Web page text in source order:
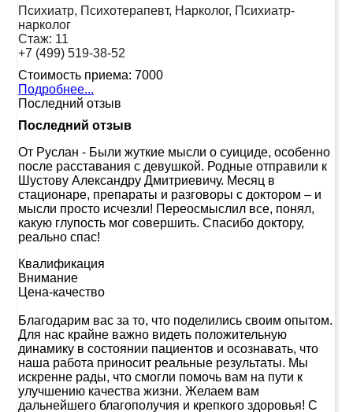
Психиатр, Психотерапевт, Нарколог, Психиатр-
нарколог
Стаж: 11
+7 (499) 519-38-52
Стоимость приема: 7000
Подробнее...
Последний отзыв
Последний отзыв
От Руслан - Были жуткие мысли о суициде, особенно
после расставания с девушкой. Родные отправили к
Шустову Александру Дмитриевичу. Месяц в
стационаре, препараты и разговоры с доктором – и
мысли просто исчезли! Переосмыслил все, понял,
какую глупость мог совершить. Спасибо доктору,
реально спас!
Квалификация
Внимание
Цена-качество
Благодарим вас за то, что поделились своим опытом.
Для нас крайне важно видеть положительную
динамику в состоянии пациентов и осознавать, что
наша работа приносит реальные результаты. Мы
искренне рады, что смогли помочь вам на пути к
улучшению качества жизни. Желаем вам
дальнейшего благополучия и крепкого здоровья! С